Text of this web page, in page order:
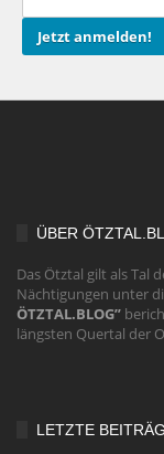
ÜBER
Das Ötztal gilt als Tal
Nächtigungen unter
ÖTZTAL.BLOG”
längsten Quertal der
LETZTE